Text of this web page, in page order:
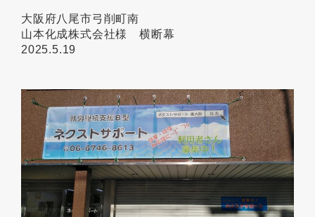
大阪府八尾市弓削町南
山本化成株式会社様 横断幕
2025.5.19